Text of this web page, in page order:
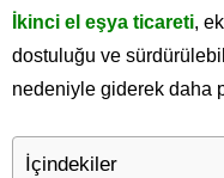
İkinci el eşya ticareti,
dostuluğu ve
nedeniyle giderek daha
İçindekiler